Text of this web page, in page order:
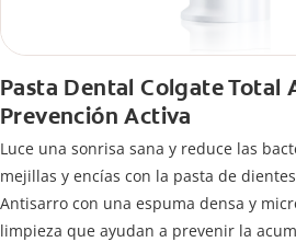
Pasta Dental Colgate Total
Prevención Activa
Luce una sonrisa sana y reduce las
mejillas y encías con la pasta de
Antisarro con una espuma densa y
limpieza que ayudan a prevenir la